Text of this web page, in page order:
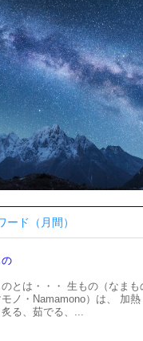
ド（月間）
とは・・・ 生もの（なまも
ノ・Namamono）は、 加
る、茹でる、...